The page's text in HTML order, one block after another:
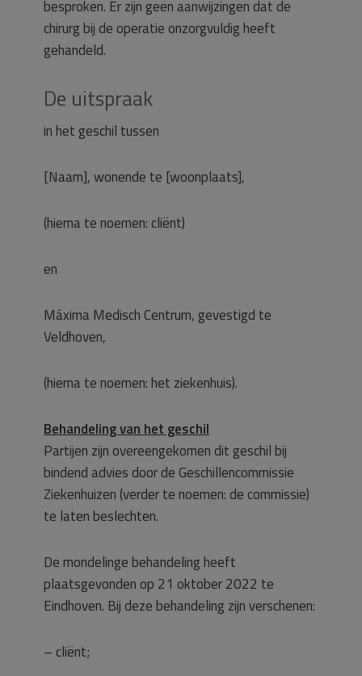
besproken. Er zijn geen aanwijzingen dat de
chirurg bij de operatie onzorgvuldig heeft
gehandeld.
De uitspraak
in het geschil tussen
[Naam], wonende te [woonplaats],
(hierna te noemen: cliënt)
en
Máxima Medisch Centrum, gevestigd te
Veldhoven,
(hierna te noemen: het ziekenhuis).
Behandeling van het geschil
Partijen zijn overeengekomen dit geschil bij
bindend advies door de Geschillencommissie
Ziekenhuizen (verder te noemen: de commissie)
te laten beslechten.
De mondelinge behandeling heeft
plaatsgevonden op 21 oktober 2022 te
Eindhoven. Bij deze behandeling zijn verschenen:
– cliënt;